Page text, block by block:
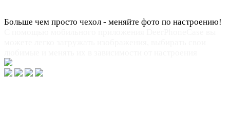
Больше чем просто чехол - меняйте фото по настроению!